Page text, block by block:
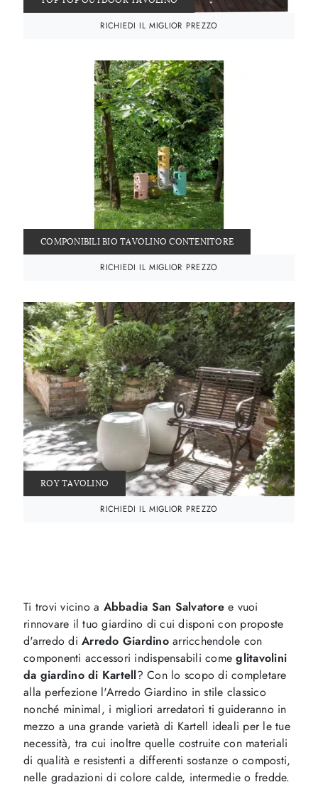
RICHIEDI IL MIGLIOR PREZZO
COMPONIBILI BIO TAVOLINO CONTENITORE
RICHIEDI IL MIGLIOR PREZZO
ROY TAVOLINO
RICHIEDI IL MIGLIOR PREZZO
Ti trovi vicino a Abbadia San Salvatoree vuoi
rinnovare il tuo giardino di cui disponi con proposte
d'arredo diArredo Giardinoarricchendole con
componenti accessori indispensabili comeglitavolini
da giardino di Kartell? Con lo scopo di completare
alla perfezione l'Arredo Giardino in stile classico
nonché minimal, i migliori arredatori ti guideranno in
mezzo a una grande varietà di Kartell ideali per le tue
necessità, tra cui inoltre quelle costruite con materiali
di qualità e resistenti a differenti sostanze o composti,
nelle gradazioni di colore calde, intermedie o fredde.